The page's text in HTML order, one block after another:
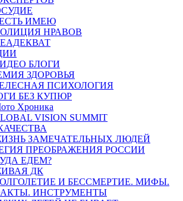
ИМЕЮ
НРАВОВ
БЛОГИ
ЗДОРОВЬЯ
ПСИХОЛОГИЯ
БЕЗ КУПЮР
Хроника
VISION SUMMIT
ЗАМЕЧАТЕЛЬНЫХ ЛЮДЕЙ
ПРЕОБРАЖЕНИЯ РОССИИ
ЕДЕМ?
ДК
И БЕССМЕРТИЕ. МИФЫ.
ИНСТРУМЕНТЫ